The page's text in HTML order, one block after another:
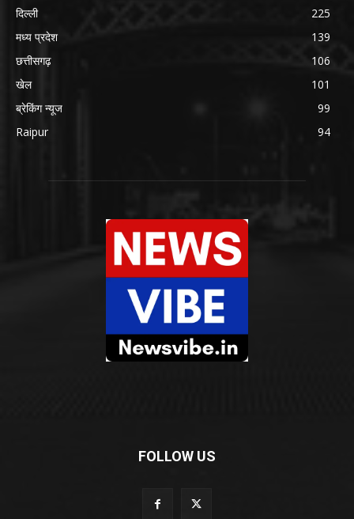
दिल्ली
225
मध्य प्रदेश
139
छत्तीसगढ़
106
खेल
101
ब्रेकिंग न्यूज
99
Raipur
94
FOLLOW US